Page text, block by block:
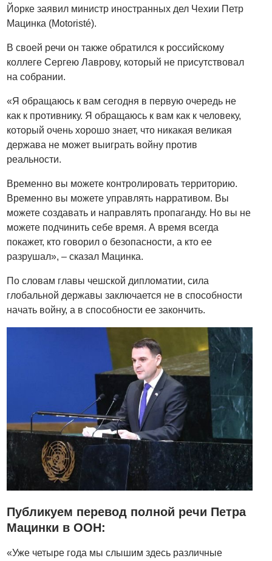
Йорке заявил министр иностранных дел Чехии Петр
Мацинка (Motoristé).
В своей речи он также обратился к российскому
коллеге Сергею Лаврову, который не присутствовал
на собрании.
«Я обращаюсь к вам сегодня в первую очередь не
как к противнику. Я обращаюсь к вам как к человеку,
который очень хорошо знает, что никакая великая
держава не может выиграть войну против
реальности.
Временно вы можете контролировать территорию.
Временно вы можете управлять нарративом. Вы
можете создавать и направлять пропаганду. Но вы не
можете подчинить себе время. А время всегда
покажет, кто говорил о безопасности, а кто ее
разрушал», – сказал Мацинка.
По словам главы чешской дипломатии, сила
глобальной державы заключается не в способности
начать войну, а в способности ее закончить.
Публикуем перевод полной речи Петра
Мацинки в ООН:
«Уже четыре года мы слышим здесь различные